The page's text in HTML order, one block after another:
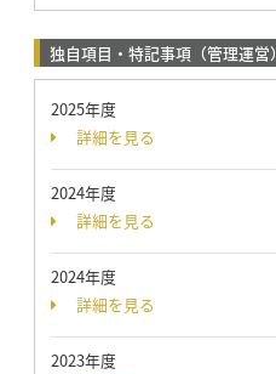
独自項目・特記事項（管理運営）
2025年度
詳細を見る
2024年度
詳細を見る
2024年度
詳細を見る
2023年度